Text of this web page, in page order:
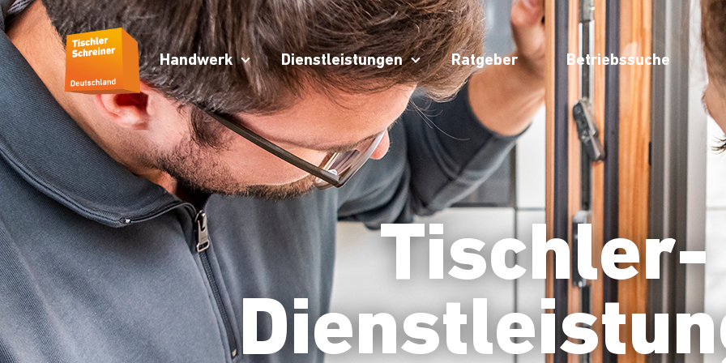
Handwerk Dienstleistungen Ratgeber Betriebssuche
Tischler-